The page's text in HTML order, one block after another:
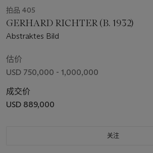
拍品 405
GERHARD RICHTER (B. 1932)
Abstraktes Bild
估价
USD 750,000 - 1,000,000
成交价
USD 889,000
关注